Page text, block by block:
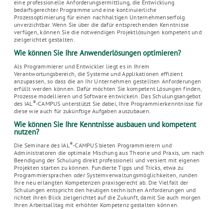
eine professionelle Anforderungsermittlung, die Entwicklung
bedarfsgerechter Programme und eine kontinuierliche
Prozessoptimierung für einen nachhaltigen Unternehmenserfolg
unverzichtbar. Wenn Sie über die dafür entsprechenden Kenntnisse
verfügen, können Sie die notwendigen Projektlösungen kompetent und
zielgerichtet gestalten.
Wie können Sie Ihre Anwenderlösungen optimieren?
Als Programmierer und Entwickler liegt es in Ihrem
Verantwortungsbereich, die Systeme und Applikationen effizient
anzupassen, so dass die an Ihr Unternehmen gestellten Anforderungen
erfüllt werden können. Dafür möchten Sie kompetent Lösungen finden,
Prozesse modellieren und Software entwickeln. Das Schulungsangebot
des IAL®-CAMPUS unterstützt Sie dabei, Ihre Programmierkenntnisse für
diese wie auch für zukünftige Aufgaben auszubauen.
Wie können Sie Ihre Kenntnisse ausbauen und kompetent
nutzen?
Die Seminare des IAL®-CAMPUS bieten Programmierern und
Administratoren die optimale Mischung aus Theorie und Praxis, um nach
Beendigung der Schulung direkt professionell und versiert mit eigenen
Projekten starten zu können. Fundierte Tipps und Tricks, etwa zu
Programmiersprachen oder Systemverwaltungsmöglichkeiten, runden
Ihre neu erlangten Kompetenzen praxisgerecht ab. Die Vielfalt der
Schulungen entspricht den heutigen technischen Anforderungen und
richtet ihren Blick zielgerichtet auf die Zukunft, damit Sie auch morgen
Ihren Arbeitsalltag mit erhöhter Kompetenz gestalten können.